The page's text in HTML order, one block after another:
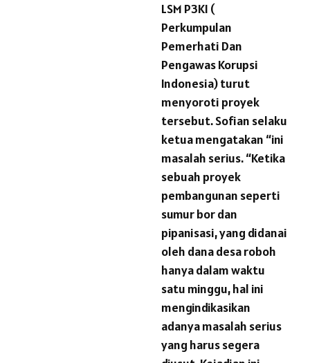
LSM P3KI (
Perkumpulan
Pemerhati Dan
Pengawas Korupsi
Indonesia) turut
menyoroti proyek
tersebut. Sofian selaku
ketua mengatakan “ini
masalah serius. “Ketika
sebuah proyek
pembangunan seperti
sumur bor dan
pipanisasi, yang didanai
oleh dana desa roboh
hanya dalam waktu
satu minggu, hal ini
mengindikasikan
adanya masalah serius
yang harus segera